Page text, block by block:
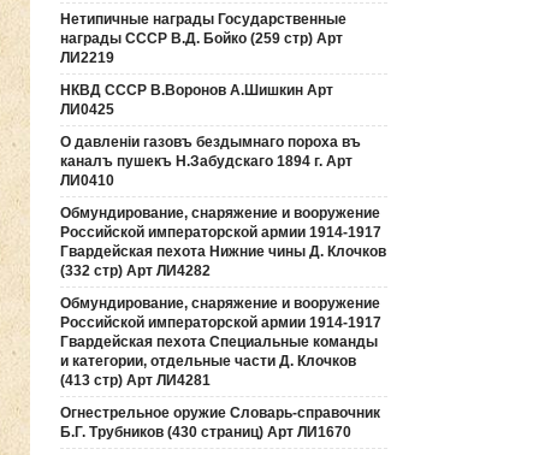
Нетипичные награды Государственные
награды СССР В.Д. Бойко (259 стр) Арт
ЛИ2219
НКВД СССР В.Воронов А.Шишкин Арт
ЛИ0425
О давленiи газовъ бездымнаго пороха въ
каналъ пушекъ Н.Забудскаго 1894 г. Арт
ЛИ0410
Обмундирование, снаряжение и вооружение
Российской императорской армии 1914-1917
Гвардейская пехота Нижние чины Д. Клочков
(332 стр) Арт ЛИ4282
Обмундирование, снаряжение и вооружение
Российской императорской армии 1914-1917
Гвардейская пехота Специальные команды
и категории, отдельные части Д. Клочков
(413 стр) Арт ЛИ4281
Огнестрельное оружие Словарь-справочник
Б.Г. Трубников (430 страниц) Арт ЛИ1670